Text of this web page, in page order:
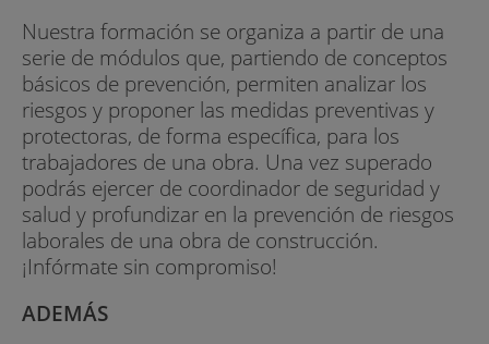
Nuestra formación se organiza a partir de una
serie de módulos que, partiendo de conceptos
básicos de prevención, permiten analizar los
riesgos y proponer las medidas preventivas y
protectoras, de forma específica, para los
trabajadores de una obra. Una vez superado
podrás ejercer de coordinador de seguridad y
salud y profundizar en la prevención de riesgos
laborales de una obra de construcción.
¡Infórmate sin compromiso!
ADEMÁS